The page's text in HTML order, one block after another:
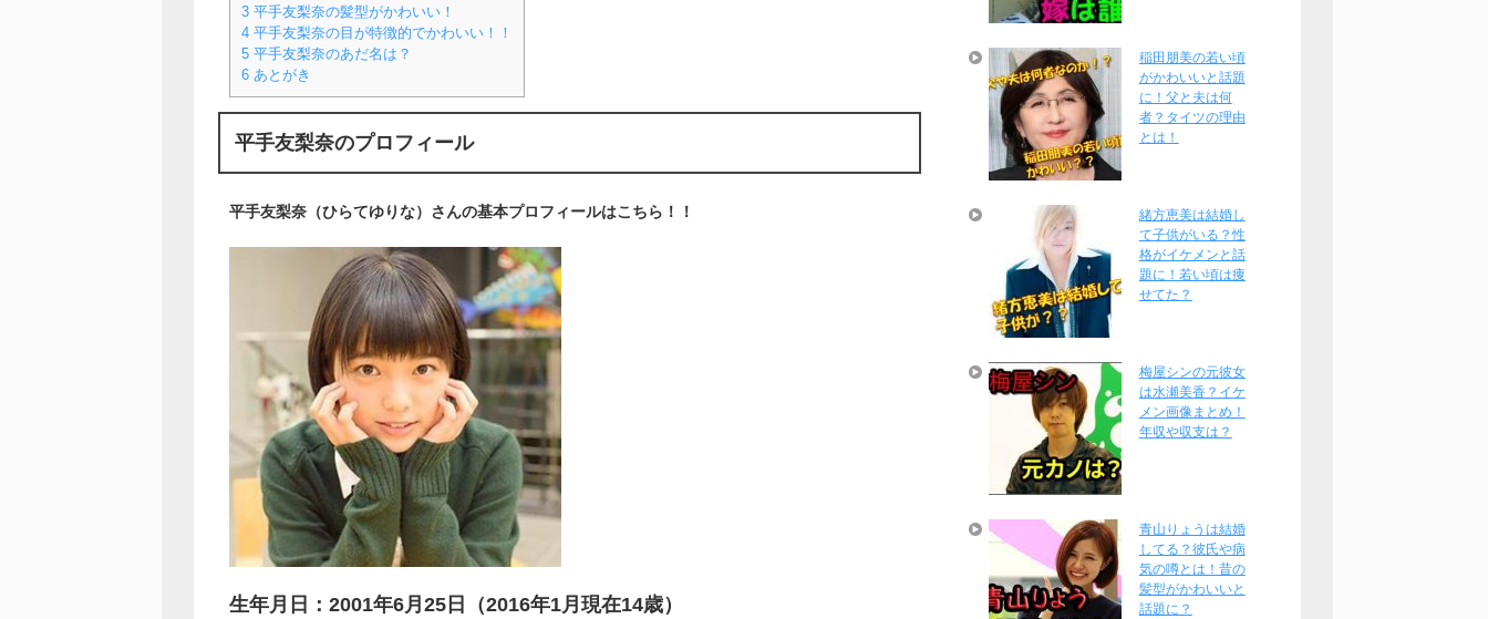
3 平手友梨奈の髪型がかわいい！
4 平手友梨奈の目が特徴的でかわいい！！
5 平手友梨奈のあだ名は？
6 あとがき
平手友梨奈のプロフィール
平手友梨奈（ひらてゆりな）さんの基本プロフィールはこちら！！
生年月日：2001年6月25日（2016年1月現在14歳）
稲田朋美の若い頃
がかわいいと話題
に！父と夫は何
者？タイツの理由
とは！
緒方恵美は結婚し
て子供がいる？性
格がイケメンと話
題に！若い頃は痩
せてた？
梅屋シンの元彼女
は水瀬美香？イケ
メン画像まとめ！
年収や収支は？
青山りょうは結婚
してる？彼氏や病
気の噂とは！昔の
髪型がかわいいと
話題に？